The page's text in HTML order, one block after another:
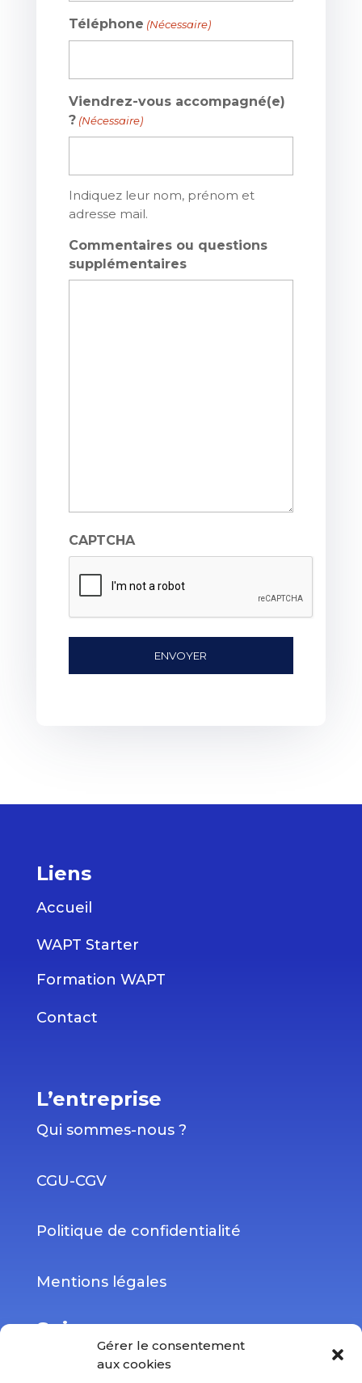
Gérer le consentement
aux cookies
Téléphone (Nécessaire)
Viendrez-vous accompagné(e)
? (Nécessaire)
Indiquez leur nom, prénom et
adresse mail.
Commentaires ou questions
supplémentaires
CAPTCHA
Liens
Accueil
WAPT Starter
Formation WAPT
Contact
L’entreprise
Qui sommes-nous ?
CGU-CGV
Politique de confidentialité
Mentions légales
Suivez-nous